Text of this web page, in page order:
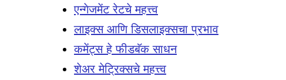
एन्गेजमेंट रेटचे महत्त्व
लाइक्स आणि डिसलाइक्सचा प्रभाव
कमेंट्स हे फीडबॅक साधन
शेअर मेट्रिक्सचे महत्त्व